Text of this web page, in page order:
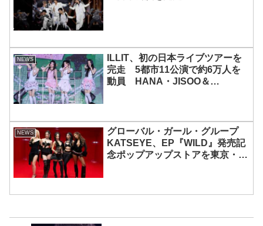
NEWS
ILLIT、初の日本ライブツアーを
完走 5都市11公演で約6万人を
動員 HANA・JISOO＆
NEWS
グローバル・ガール・グループ
KATSEYE、EP『WILD』発売記
念ポップアップストアを東京・原